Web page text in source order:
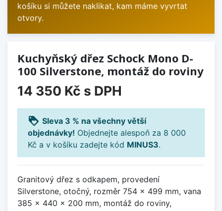
košíku si můžete naklikat, kam máme vyvrtat
otvory.
Kuchyňský dřez Schock Mono D-
100 Silverstone, montáž do roviny
14 350 Kč s DPH
loyalty Sleva 3 % na všechny větší
objednávky! Objednejte alespoň za 8 000
Kč a v košíku zadejte kód MINUS3.
Granitový dřez s odkapem, provedení
Silverstone, otočný, rozměr 754 x 499 mm, vana
385 x 440 x 200 mm, montáž do roviny,